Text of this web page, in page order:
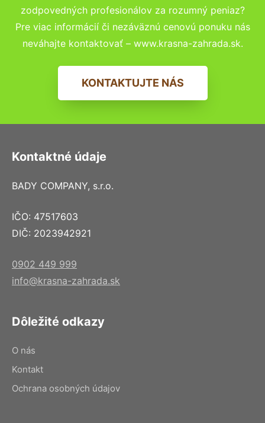
zodpovedných profesionálov za rozumný peniaz?
Pre viac informácií či nezáväznú cenovú ponuku nás
neváhajte kontaktovať – www.krasna-zahrada.sk.
KONTAKTUJTE NÁS
Kontaktné údaje
BADY COMPANY, s.r.o.
IČO: 47517603
DIČ: 2023942921
0902 449 999
info@krasna-zahrada.sk
Dôležité odkazy
O nás
Kontakt
Ochrana osobných údajov